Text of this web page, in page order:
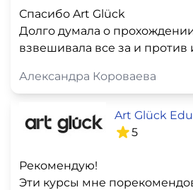
Спасибо Art Glück
Долго думала о
взвешивала все за и против
Александра Короваева
Art Glück
5
Рекомендую!
Эти курсы мне